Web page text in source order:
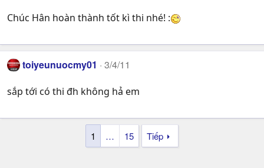
Chúc Hân hoàn thành tốt kì thi nhé! :
toiyeunuocmy01 3/4/11
sắp tới có thi đh không hả em
1 … 15 Tiếp